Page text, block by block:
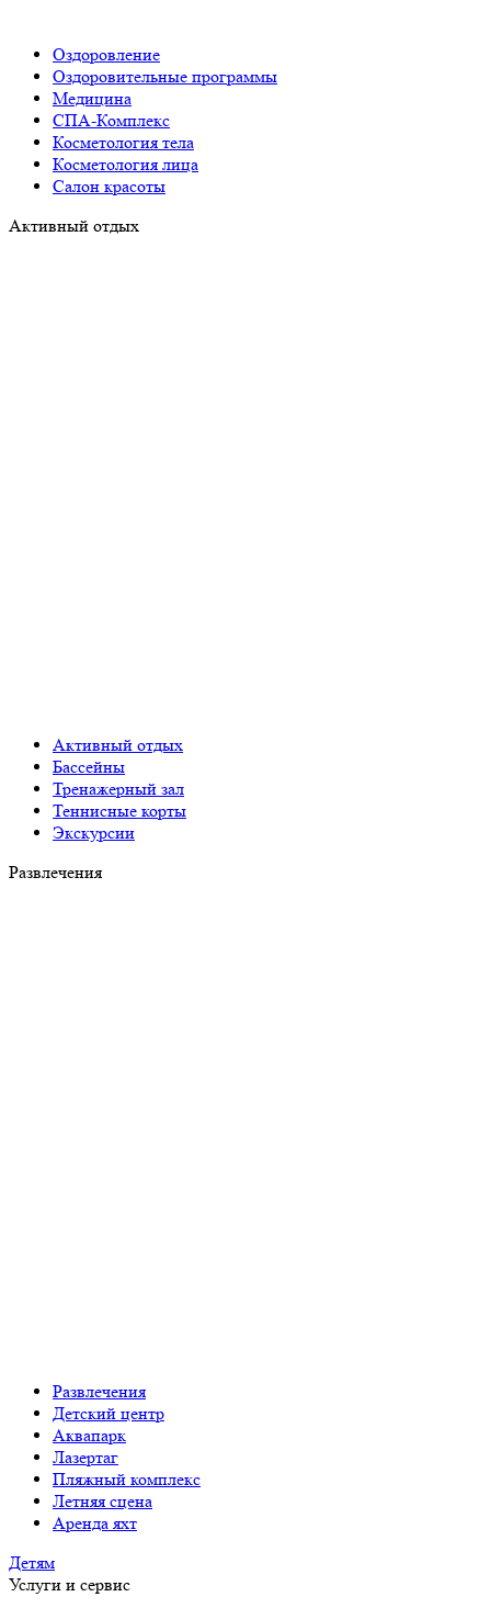
Оздоровление
Оздоровительные программы
Медицина
СПА-Комплекс
Косметология тела
Косметология лица
Салон красоты
Активный отдых
Активный отдых
Бассейны
Тренажерный зал
Теннисные корты
Экскурсии
Развлечения
Развлечения
Детский центр
Аквапарк
Лазертаг
Пляжный комплекс
Летняя сцена
Аренда яхт
Детям
Услуги и сервис